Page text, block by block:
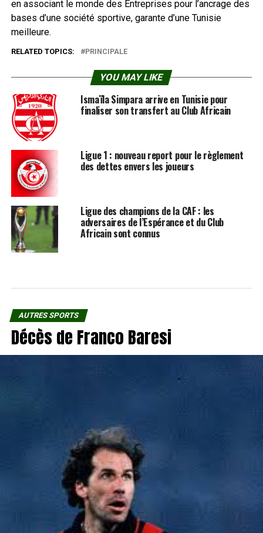
en associant le monde des Entreprises pour l’ancrage des
bases d’une société sportive, garante d’une Tunisie
meilleure.
RELATED TOPICS: PRINCIPALE
YOU MAY LIKE
Ismaïla Simpara arrive en Tunisie pour
finaliser son transfert au Club Africain
Ligue 1 : nouveau report pour le règlement
des dettes envers les joueurs
Ligue des champions de la CAF : les
adversaires de l’Espérance et du Club
Africain sont connus
AUTRES SPORTS
Décès de Franco Baresi